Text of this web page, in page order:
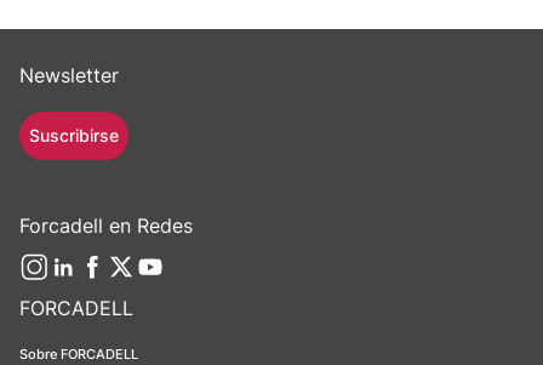
FORCADELL
Sobre FORCADELL
Newsletter
Suscribirse
Forcadell en Redes